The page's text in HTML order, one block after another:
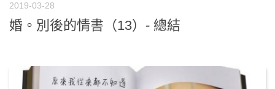
2019-03-28
婚。別後的情書（13）- 總結